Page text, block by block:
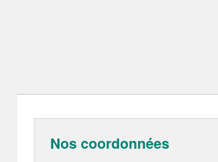
Nos coordonnées